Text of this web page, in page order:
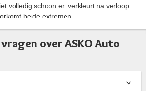
volledig schoon en verkleurt na verloop
beide extremen.
over ASKO Auto